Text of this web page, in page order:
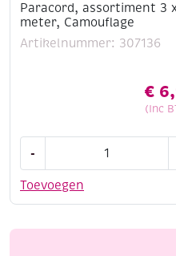
Paracord, assortiment 3
meter, Camouflage
Artikelnummer: 307136
€
(Inc
Toevoegen
-
3
meter,